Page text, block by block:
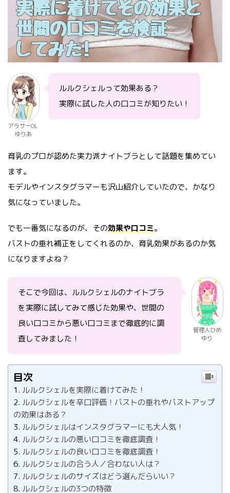
アラサーOL
ゆりあ
ルルクシェルって効果ある？
実際に試した人の口コミが知りたい！
育乳のプロが認めた実力派ナイトブラとして話題を集めてい
ます。
モデルやインスタグラマーも沢山紹介していたので、かなり
気になっていました。
でも一番気になるのが、その効果や口コミ。
バストの垂れ補正をしてくれるのか、育乳効果があるのか気
になりますよね？
そこで今回は、ルルクシェルのナイトブラ
を実際に試してみて感じた効果や、世間の
良い口コミから悪い口コミまで徹底的に調
査してみました！
管理人ひめ
ゆり
目次
ルルクシェルを実際に着けてみた！
ルルクシェルを辛口評価！バストの垂れやバストアップ
の効果はある？
ルルクシェルはインスタグラマーにも大人気！
ルルクシェルの悪い口コミを徹底調査！
ルルクシェルの良い口コミを徹底調査！
ルルクシェルの合う人／合わない人は？
ルルクシェルのサイズはどう選んだらいい？
ルルクシェルの3つの特徴